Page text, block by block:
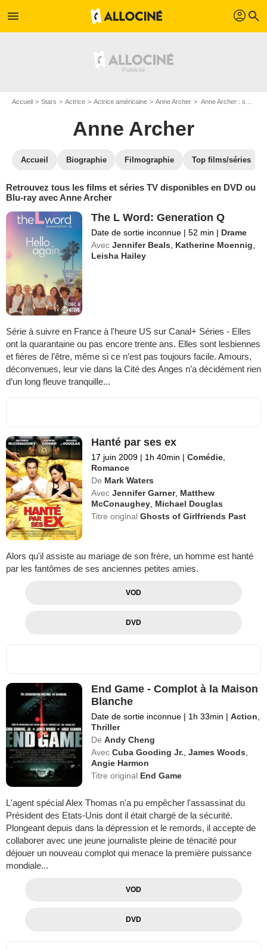
menu profil search
Accueil Stars Actrice Actrice américaine Anne Archer Anne Archer : ses Blu-Ray, DVD, VOD, SVOD
Anne Archer
Accueil Biographie Filmographie Top films/séries
Retrouvez tous les films et séries TV disponibles en DVD ou
Blu-ray avec Anne Archer
The L Word: Generation Q
Date de sortie inconnue | 52 min | Drame
Avec Jennifer Beals Katherine Moennig
Leisha Hailey
Série à suivre en France à l'heure US sur Canal+ Séries - Elles
ont la quarantaine ou pas encore trente ans. Elles sont lesbiennes
et fières de l’être, même si ce n’est pas toujours facile. Amours,
déconvenues, leur vie dans la Cité des Anges n’a décidément rien
d’un long fleuve tranquille...
Hanté par ses ex
17 juin 2009 | 1h 40min | Comédie
Romance
De Mark Waters
Avec Jennifer Garner, Matthew
McConaughey Michael Douglas
Titre originalGhosts of Girlfriends Past
Alors qu'il assiste au mariage de son frère, un homme est hanté
par les fantômes de ses anciennes petites amies.
VOD
DVD
End Game - Complot à la Maison
Blanche
Date de sortie inconnue | 1h 33min | Action
Thriller
De Andy Cheng
Avec Cuba Gooding Jr. ,James Woods
Angie Harmon
Titre original End Game
L'agent spécial Alex Thomas n'a pu empêcher l'assassinat du
Président des Etats-Unis dont il était chargé de la sécurité.
Plongeant depuis dans la dépression et le remords, il accepte de
collaborer avec une jeune journaliste pleine de ténacité pour
déjouer un nouveau complot qui menace la première puissance
mondiale...
VOD
DVD